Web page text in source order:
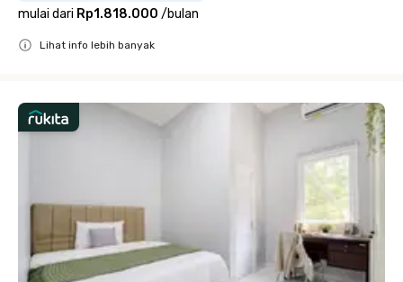
mulai dari Rp1.818.000 /bulan
Lihat info lebih banyak